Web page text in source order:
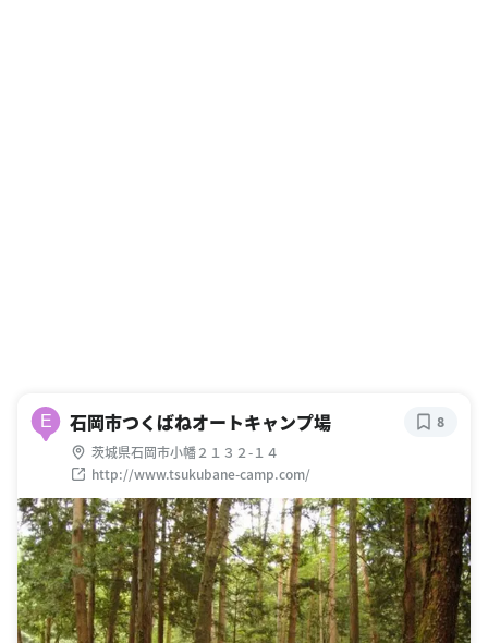
E 石岡市つくばねオートキャンプ場
茨城県石岡市小幡２１３２-１４
http://www.tsukubane-camp.com/
8